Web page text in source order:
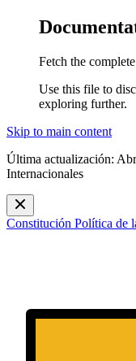
Fetch the
Use this file to
exploring further.
Skip to main content
Última actualización:
Internacionales
Constitución Política de